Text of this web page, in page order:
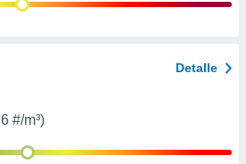
Detalle
#/m³)